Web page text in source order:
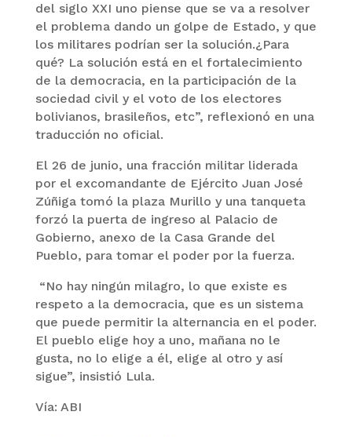
del siglo XXI uno piense que se va a resolver
el problema dando un golpe de Estado, y que
los militares podrían ser la solución.¿Para
qué? La solución está en el fortalecimiento
de la democracia, en la participación de la
sociedad civil y el voto de los electores
bolivianos, brasileños, etc”, reflexionó en una
traducción no oficial.
El 26 de junio, una fracción militar liderada
por el excomandante de Ejército Juan José
Zúñiga tomó la plaza Murillo y una tanqueta
forzó la puerta de ingreso al Palacio de
Gobierno, anexo de la Casa Grande del
Pueblo, para tomar el poder por la fuerza.
“No hay ningún milagro, lo que existe es
respeto a la democracia, que es un sistema
que puede permitir la alternancia en el poder.
El pueblo elige hoy a uno, mañana no le
gusta, no lo elige a él, elige al otro y así
sigue”, insistió Lula.
Vía: ABI